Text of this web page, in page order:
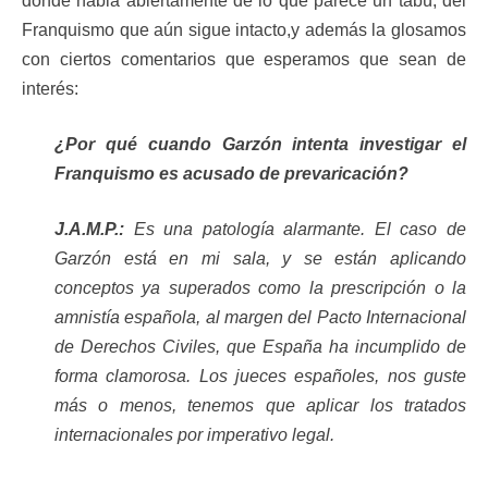
Franquismo que aún sigue intacto,y además la glosamos
con ciertos comentarios que esperamos que sean de
interés:
¿Por qué cuando Garzón intenta investigar el
Franquismo es acusado de prevaricación?
J.A.M.P.: Es una patología alarmante. El caso de
Garzón está en mi sala, y se están aplicando
conceptos ya superados como la prescripción o la
amnistía española, al margen del Pacto Internacional
de Derechos Civiles, que España ha incumplido de
forma clamorosa. Los jueces españoles, nos guste
más o menos, tenemos que aplicar los tratados
internacionales por imperativo legal.